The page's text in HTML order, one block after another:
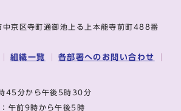
京区寺町通御池上る上本能寺前町488番
組織一覧 各部署へのお問い合わせ
45分から午後5時30分
：午前9時から午後5時